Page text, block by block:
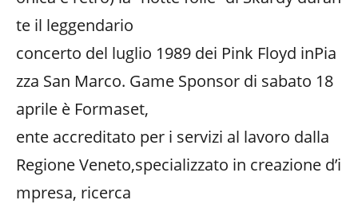
te il leggendario
concerto del luglio 1989 dei Pink Floyd inPia
zza San Marco. Game Sponsor di sabato 18
aprile è Formaset,
ente accreditato per i servizi al lavoro dalla
Regione Veneto,specializzato in creazione d’i
mpresa, ricerca